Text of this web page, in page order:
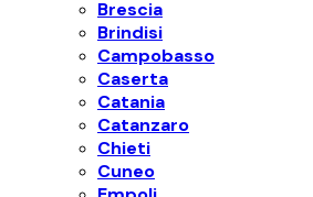
Brescia
Brindisi
Campobasso
Caserta
Catania
Catanzaro
Chieti
Cuneo